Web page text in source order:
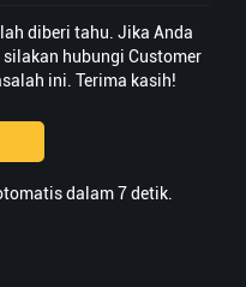
diberi tahu. Jika Anda
hubungi Customer
ini. Terima kasih!
dalam 7 detik.